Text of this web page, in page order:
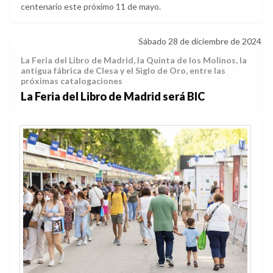
centenario este próximo 11 de mayo.
Sábado 28 de diciembre de 2024
La Feria del Libro de Madrid, la Quinta de los Molinos, la
antigua fábrica de Clesa y el Siglo de Oro, entre las
próximas catalogaciones
La Feria del Libro de Madrid será BIC